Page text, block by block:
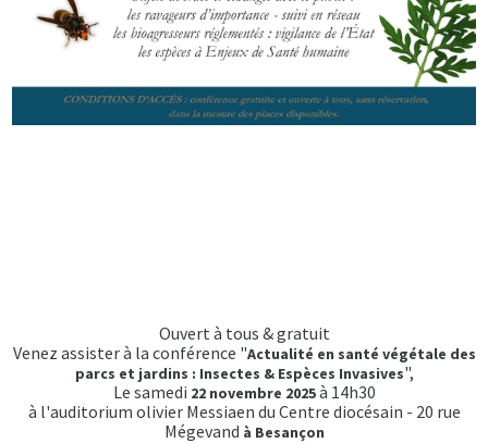
Ouvert à tous & gratuit
Venez assister à la conférence "Actualité en santé végétale des
parcs et jardins : Insectes & Espèces Invasives",
Le samedi 22 novembre 2025à 14h30
à l'auditorium olivier Messiaen du Centre diocésain - 20 rue
Mégevand à Besançon